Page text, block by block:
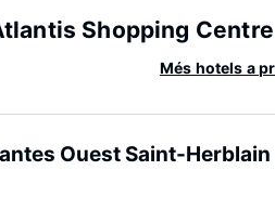
Shopping Centre
Més hotels a
Ouest Saint-Herblain